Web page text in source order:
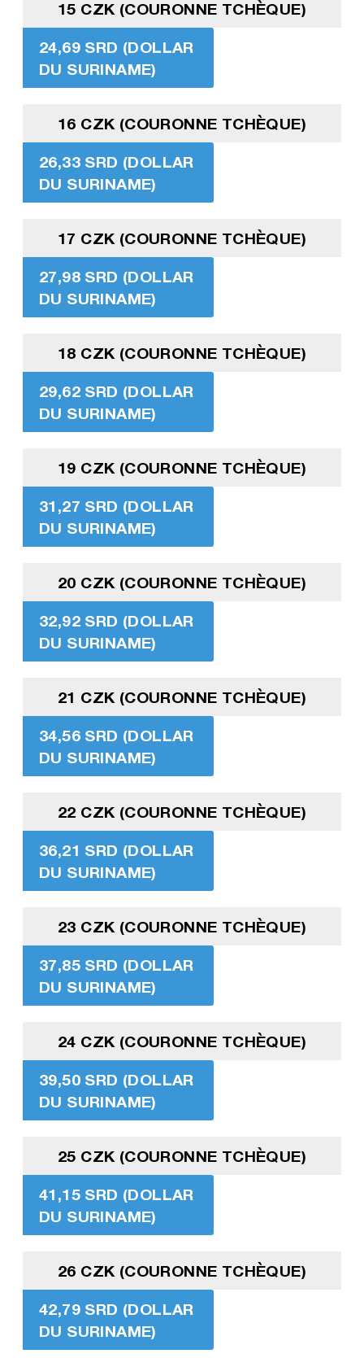
15 CZK (COURONNE TCHÈQUE)
24,69 SRD (DOLLAR
DU SURINAME)
16 CZK (COURONNE TCHÈQUE)
26,33 SRD (DOLLAR
DU SURINAME)
17 CZK (COURONNE TCHÈQUE)
27,98 SRD (DOLLAR
DU SURINAME)
18 CZK (COURONNE TCHÈQUE)
29,62 SRD (DOLLAR
DU SURINAME)
19 CZK (COURONNE TCHÈQUE)
31,27 SRD (DOLLAR
DU SURINAME)
20 CZK (COURONNE TCHÈQUE)
32,92 SRD (DOLLAR
DU SURINAME)
21 CZK (COURONNE TCHÈQUE)
34,56 SRD (DOLLAR
DU SURINAME)
22 CZK (COURONNE TCHÈQUE)
36,21 SRD (DOLLAR
DU SURINAME)
23 CZK (COURONNE TCHÈQUE)
37,85 SRD (DOLLAR
DU SURINAME)
24 CZK (COURONNE TCHÈQUE)
39,50 SRD (DOLLAR
DU SURINAME)
25 CZK (COURONNE TCHÈQUE)
41,15 SRD (DOLLAR
DU SURINAME)
26 CZK (COURONNE TCHÈQUE)
42,79 SRD (DOLLAR
DU SURINAME)